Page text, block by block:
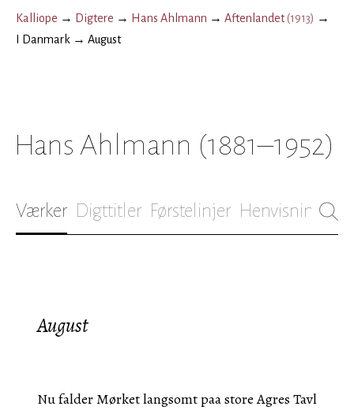
Kalliope → Digtere → Hans Ahlmann → Aftenlandet(1913) →
I Danmark → August
Hans Ahlmann (1881–1952)
Værker Digttitler Førstelinjer Henvisninger
August
Nu falder Mørket langsomt paa store Agres Tavl